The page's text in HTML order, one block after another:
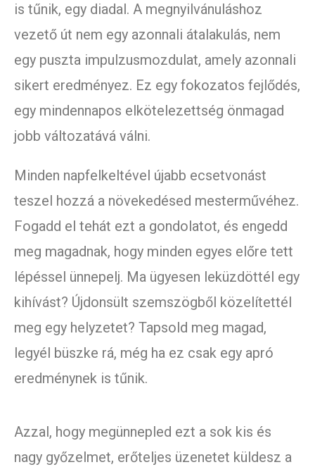
is tűnik, egy diadal. A megnyilvánuláshoz
vezető út nem egy azonnali átalakulás, nem
egy puszta impulzusmozdulat, amely azonnali
sikert eredményez. Ez egy fokozatos fejlődés,
egy mindennapos elkötelezettség önmagad
jobb változatává válni.
Minden napfelkeltével újabb ecsetvonást
teszel hozzá a növekedésed mesterművéhez.
Fogadd el tehát ezt a gondolatot, és engedd
meg magadnak, hogy minden egyes előre tett
lépéssel ünnepelj. Ma ügyesen leküzdöttél egy
kihívást? Újdonsült szemszögből közelítettél
meg egy helyzetet? Tapsold meg magad,
legyél büszke rá, még ha ez csak egy apró
eredménynek is tűnik.
Azzal, hogy megünnepled ezt a sok kis és
nagy győzelmet, erőteljes üzenetet küldesz a